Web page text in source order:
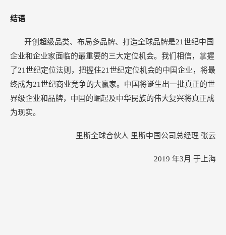
结语
开创超级品类、布局多品牌、打造全球品牌是21世纪中国
企业和企业家面临的最重要的三大定位机会。我们相信，掌握
了21世纪定位法则，把握住21世纪定位机会的中国企业，将最
终成为21世纪商业竞争的大赢家。中国将诞生出一批真正的世
界级企业和品牌，中国的崛起及中华民族的伟大复兴将真正成
为现实。
里斯全球合伙人 里斯中国公司总经理 张云
2019 年3月 于上海